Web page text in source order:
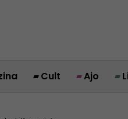
Cult Ajo